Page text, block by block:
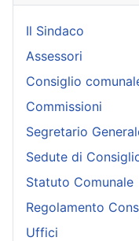
Il Sindaco
Assessori
Consiglio
Commissioni
Segretario
Sedute di
Statuto Comunale
Regolamento
Uffici